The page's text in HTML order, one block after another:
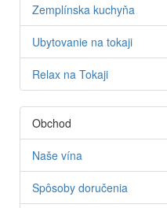
Zemplínska kuchyňa
Ubytovanie na tokaji
Relax na Tokaji
Obchod
Naše vína
Spôsoby doručenia